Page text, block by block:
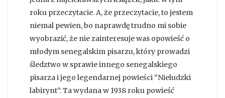
roku przeczytacie. A, że przeczytacie, to jestem
niemal pewien, bo naprawdę trudno mi sobie
wyobrazić, że nie zainteresuje was opowieść o
młodym senegalskim pisarzu, który prowadzi
śledztwo w sprawie innego senegalskiego
pisarza i jego legendarnej powieści “Nieludzki
labirynt”. Ta wydana w 1938 roku powieść